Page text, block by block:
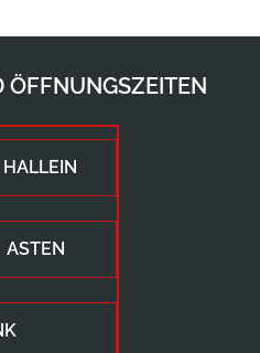
ÖFFNUNGSZEITEN
HALLEIN
ASTEN